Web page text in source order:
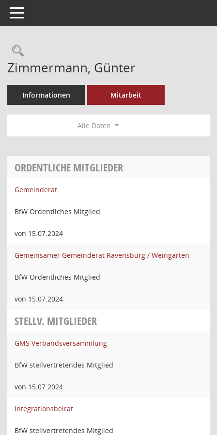
Toggle navigation
Rechercheauswahl
Zimmermann, Günter
Informationen Mitarbeit
Alle Daten
ORDENTLICHE MITGLIEDER
Gemeinderat
BfW Ordentliches Mitglied
von 15.07.2024
Gemeinsamer Gemeinderat Ravensburg / Weingarten
BfW Ordentliches Mitglied
von 15.07.2024
STELLV. MITGLIEDER
GMS Verbandsversammlung
BfW stellvertretendes Mitglied
von 15.07.2024
Integrationsbeirat
BfW stellvertretendes Mitglied